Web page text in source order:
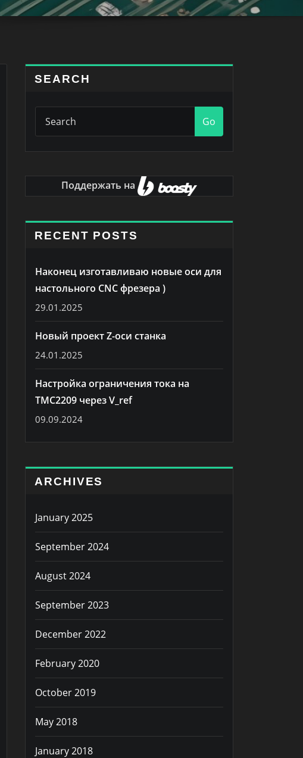
.25.0.tar.bz2
SEARCH
Go
Поддержать на
RECENT POSTS
Наконец изготавливаю новые оси для
настольного CNC фрезера )
29.01.2025
Новый проект Z-оси станка
24.01.2025
Настройка ограничения тока на
TMC2209 через V_ref
09.09.2024
ARCHIVES
January 2025
September 2024
August 2024
September 2023
December 2022
February 2020
October 2019
May 2018
January 2018